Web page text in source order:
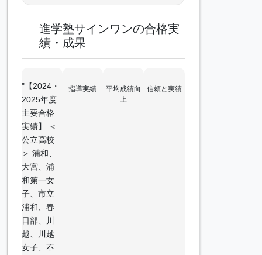
進学塾サインワンの合格実
績・成果
"【2024・
2025年度
主要合格
実績】 ＜
公立高校
＞ 浦和、
大宮、浦
和第一女
子、市立
浦和、春
日部、川
越、川越
女子、不
指導実績
平均成績向
上
信頼と実績